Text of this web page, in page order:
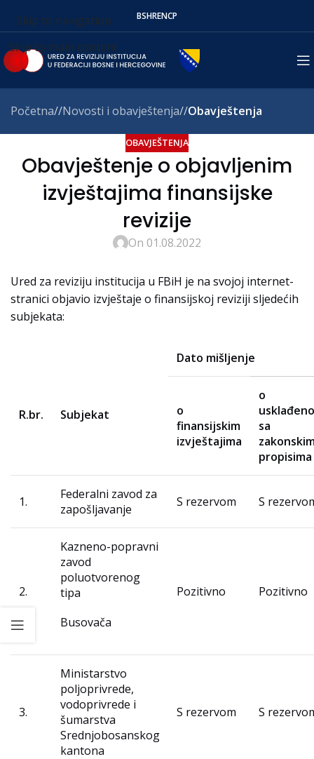
Skip to navigation
Skip to main content
BSHRENСР
Početna/ Novosti i obavještenja/ Obavještenja
OBAVJEŠTENJA
Obavještenje o objavljenim
izvještajima finansijske
revizije
On 01.08.2022
Ured za reviziju institucija u FBiH je na svojoj internet-
stranici objavio izvještaje o finansijskoj reviziji sljedećih
subjekata:
R.br. Subjekat
Dato mišljenje
o
finansijskim
izvještajima
o
sa
propisima
1.
Federalni zavod za
zapošljavanje
S rezervom S
2.
Kazneno-popravni
zavod
poluotvorenog
tipa
Busovača
Pozitivno Pozitivno
3.
Ministarstvo
poljoprivrede,
vodoprivrede i
šumarstva
Srednjobosanskog
kantona
S rezervom S